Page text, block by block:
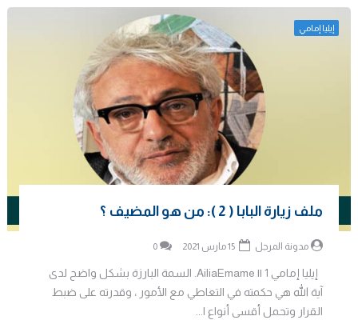
إيليا إمامي
ملف زيارة البابا ( 2 ): من هو المضيف ؟
مدونة المرجل 0
إيليا إمامي AiliaEmame || 1. السمة البارزة بشكل واضح لدى
آية الله هي حكمته في التعاطي مع الأمور ، وقدرته على ضبط
القرار وتحمل أقسى أنواع ا...